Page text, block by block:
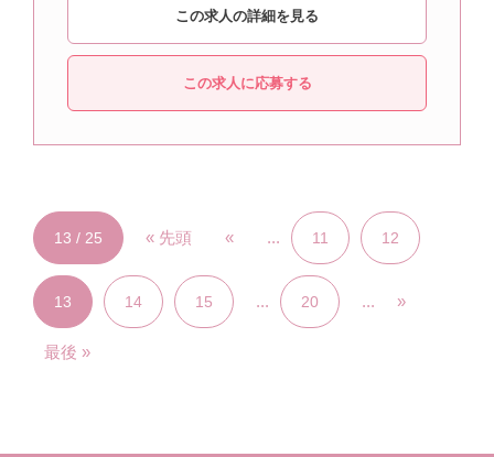
この求人の詳細を見る
この求人に応募する
13 / 25 « 先頭 « ... 11 12
13 14 15 ... 20 ... »
最後 »